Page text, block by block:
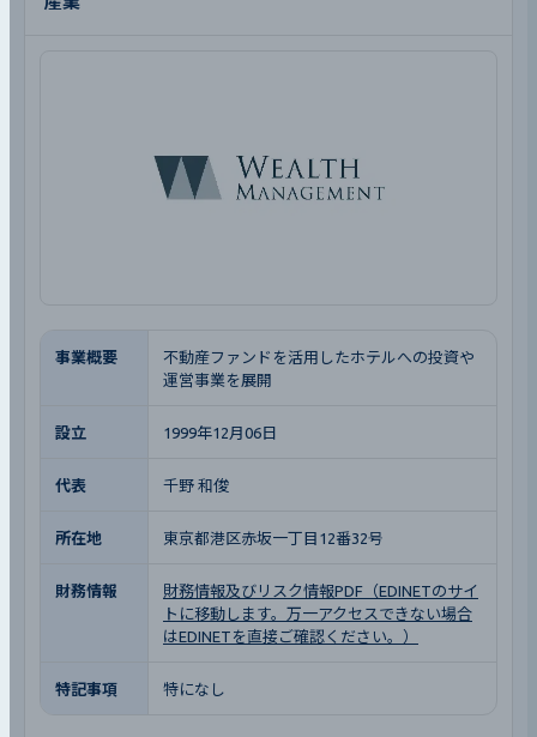
事業概要
不動産ファンドを活用したホテルへの投資や
運営事業を展開
設立 1999年12月06日
代表 千野 和俊
所在地 東京都港区赤坂一丁目12番32号
財務情報
財務情報及びリスク情報PDF（EDINETのサイ
トに移動します。万一アクセスできない場合
はEDINETを直接ご確認ください。）
特記事項 特になし